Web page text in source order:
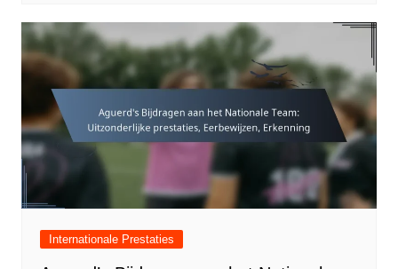
Internationale Prestaties